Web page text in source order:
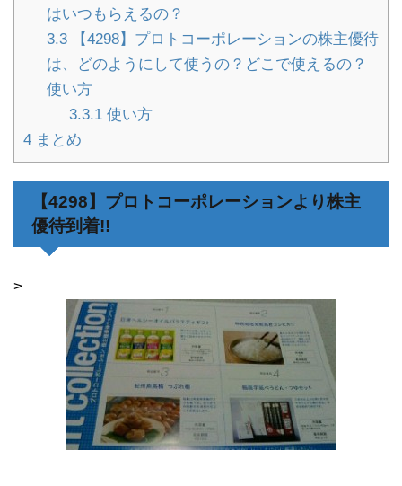
はいつもらえるの？
3.3【4298】プロトコーポレーションの株主優待
は、どのようにして使うの？どこで使えるの？
使い方
3.3.1 使い方
4 まとめ
【4298】プロトコーポレーションより株主
優待到着!!
>